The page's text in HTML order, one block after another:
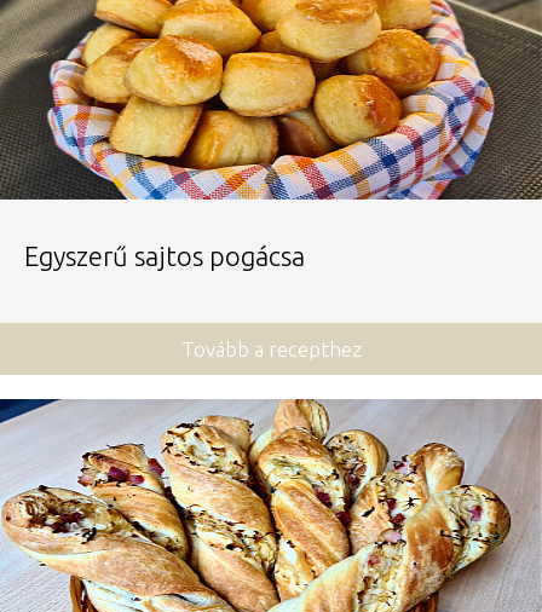
Egyszerű sajtos pogácsa
Tovább a recepthez